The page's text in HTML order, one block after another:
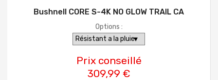
Bushnell CORE S-4K NO GLOW TRAIL CA
Options :
Prix conseillé
309,99 €